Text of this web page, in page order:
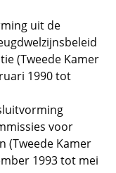
uit de
(Tweede Kamer
1990 tot
voor
(Tweede Kamer
1993 tot mei